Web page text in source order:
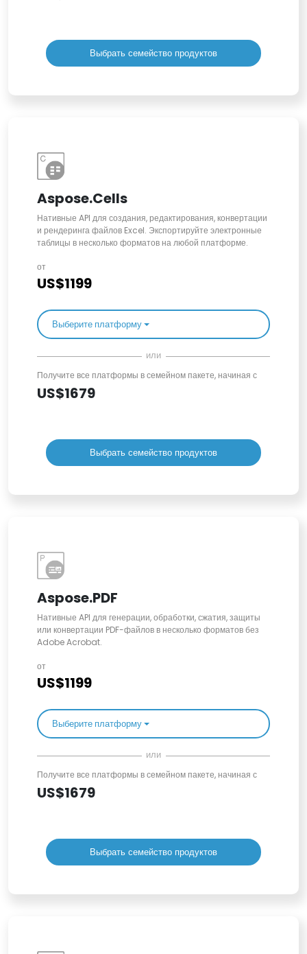
Выбрать семейство продуктов
Aspose.Cells
Нативные API для создания, редактирования, конвертации
и рендеринга файлов Excel. Экспортируйте электронные
таблицы в несколько форматов на любой платформе.
от
US$1199
Выберите платформу
или
Получите все платформы в семейном пакете, начиная с
US$1679
Выбрать семейство продуктов
Aspose.PDF
Нативные API для генерации, обработки, сжатия, защиты
или конвертации PDF-файлов в несколько форматов без
Adobe Acrobat.
от
US$1199
Выберите платформу
или
Получите все платформы в семейном пакете, начиная с
US$1679
Выбрать семейство продуктов